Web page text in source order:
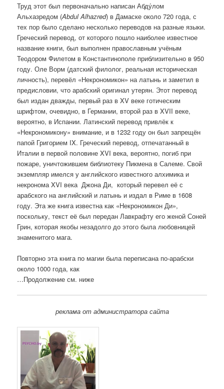
Труд этот был первоначально написан Абду́лом
Альхазредом (Abdul Alhazred) в Дамаске около 720 года, с
тех пор было сделано несколько переводов на разные языки.
Греческий перевод, от которого пошло наиболее известное
название книги, был выполнен православным учёным
Теодором Филетом в Константинополе приблизительно в 950
году. Оле Ворм (датский филолог, реальная историческая
личность), перевёл «Некрономикон» на латынь и заметил в
предисловии, что арабский оригинал утерян. Этот перевод
был издан дважды, первый раз в XV веке готическим
шрифтом, очевидно, в Германии, второй раз в XVII веке,
вероятно, в Испании. Латинский перевод привлёк к
«Некрономикону» внимание, и в 1232 году он был запрещён
папой Григорием IX. Греческий перевод, отпечатанный в
Италии в первой половине XVI века, вероятно, погиб при
пожаре, уничтожившем библиотеку Пикмена в Салеме. Свой
экземпляр имелся у английского известного алхимика и
некронома XVI века Джона Ди, который перевел её с
арабского на английский и латынь и издал в Риме в 1608
году. Эта же книга известна как «Некрономикон Ди»,
поскольку, текст её был передан Лавкрафту его женой Соней
Грин, которая якобы незадолго до этого была любовницей
знаменитого мага.
Повторно эта книга по магии была переписана по-арабски
около 1000 года, как
…Продолжение см. ниже
реклама от администратора сайта